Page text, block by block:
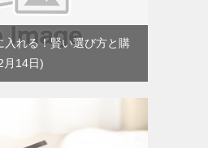
入れる！賢い選び方と購
月14日